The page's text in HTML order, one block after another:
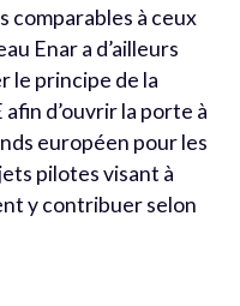
comparables à ceux
Enar a d’ailleurs
le principe de la
d’ouvrir la porte à
européen pour les
pilotes visant à
y contribuer selon